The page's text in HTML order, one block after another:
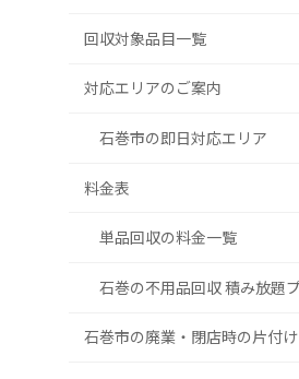
回収対象品目一覧
対応エリアのご案内
石巻市の即日対応エリア
料金表
単品回収の料金一覧
石巻の不用品回収 積み放題
石巻市の廃業・閉店時の片付